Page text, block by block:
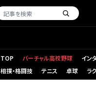
TOP バーチャル高校野球 イン
相撲・格闘技
テニス 卓球 ラ